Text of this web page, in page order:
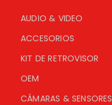
AUDIO & VIDEO
ACCESORIOS
KIT DE RETROVISOR
OEM
CÁMARAS & SENSORES